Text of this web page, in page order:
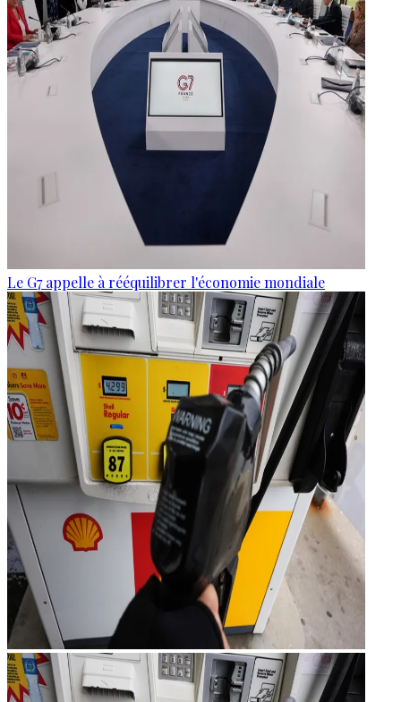
Le G7 appelle à rééquilibrer l'économie mondiale